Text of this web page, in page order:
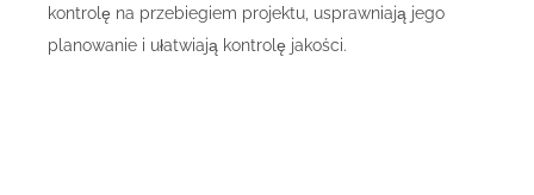
kontrolę na przebiegiem projektu, usprawniają jego
planowanie i ułatwiają kontrolę jakości.